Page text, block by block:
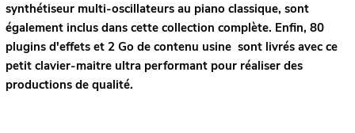
synthétiseur multi-oscillateurs au piano classique, sont
également inclus dans cette collection complète. Enfin, 80
plugins d'effets et 2 Go de contenu usine sont livrés avec ce
petit clavier-maitre ultra performant pour réaliser des
productions de qualité.